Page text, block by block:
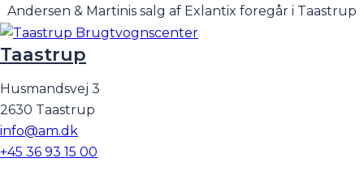
150.000 km alt efter, hvad der kommer først).
Andersen & Martinis salg af Exlantix foregår i Taastrup
Taastrup
Husmandsvej 3
2630 Taastrup
info@am.dk
+45 36 93 15 00